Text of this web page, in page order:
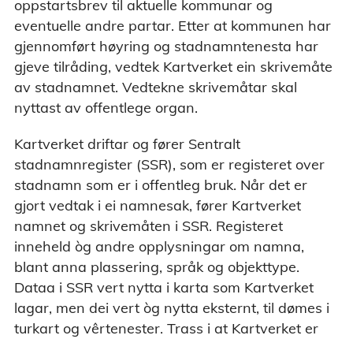
oppstartsbrev til aktuelle kommunar og
eventuelle andre partar. Etter at kommunen har
gjennomført høyring og stadnamntenesta har
gjeve tilråding, vedtek Kartverket ein skrivemåte
av stadnamnet. Vedtekne skrivemåtar skal
nyttast av offentlege organ.
Kartverket driftar og fører Sentralt
stadnamnregister (SSR), som er registeret over
stadnamn som er i offentleg bruk. Når det er
gjort vedtak i ei namnesak, fører Kartverket
namnet og skrivemåten i SSR. Registeret
inneheld òg andre opplysningar om namna,
blant anna plassering, språk og objekttype.
Dataa i SSR vert nytta i karta som Kartverket
lagar, men dei vert òg nytta eksternt, til dømes i
turkart og vêrtenester. Trass i at Kartverket er